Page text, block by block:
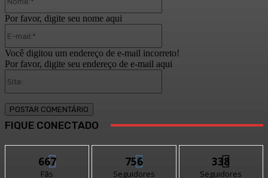
Por favor, digite seu nome aqui
Você digitou um endereço de e-mail incorreto!
Por favor, digite seu endereço de e-mail aqui
FIQUE CONECTADO
667
Fãs
756
Seguidores
338
Seguidores